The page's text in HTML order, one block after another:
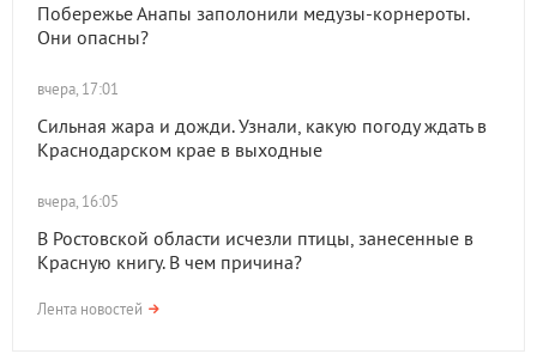
Побережье Анапы заполонили медузы-корнероты.
Они опасны?
вчера, 17:01
Сильная жара и дожди. Узнали, какую погоду ждать в
Краснодарском крае в выходные
вчера, 16:05
В Ростовской области исчезли птицы, занесенные в
Красную книгу. В чем причина?
Лента новостей